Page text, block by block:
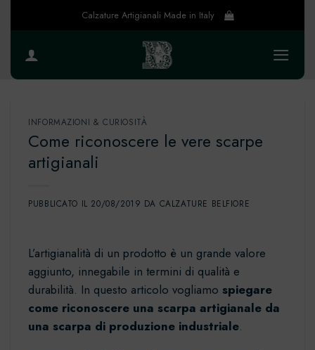
Calzature Artigianali Made in Italy
INFORMAZIONI & CURIOSITÀ
Come riconoscere le vere scarpe
artigianali
PUBBLICATO IL 20/08/2019 DA CALZATURE BELFIORE
L’artigianalità di un prodotto è un grande valore
aggiunto, innegabile in termini di qualità e
durabilità. In questo articolo vogliamo spiegare
come riconoscere una scarpa artigianale da
una scarpa di produzione industriale.